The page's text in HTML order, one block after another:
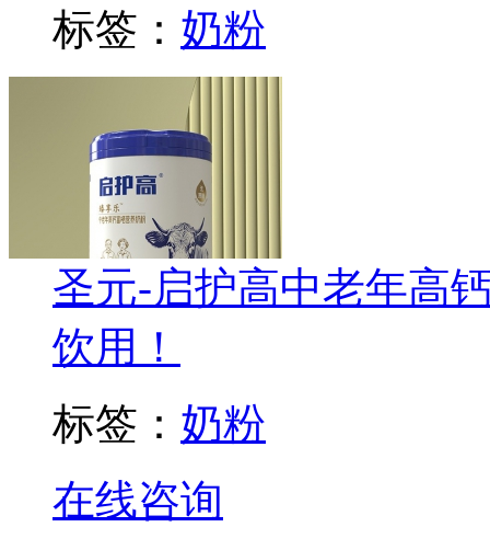
标签： 奶粉
圣元-启护高中老年高
饮用！
标签： 奶粉
在线咨询